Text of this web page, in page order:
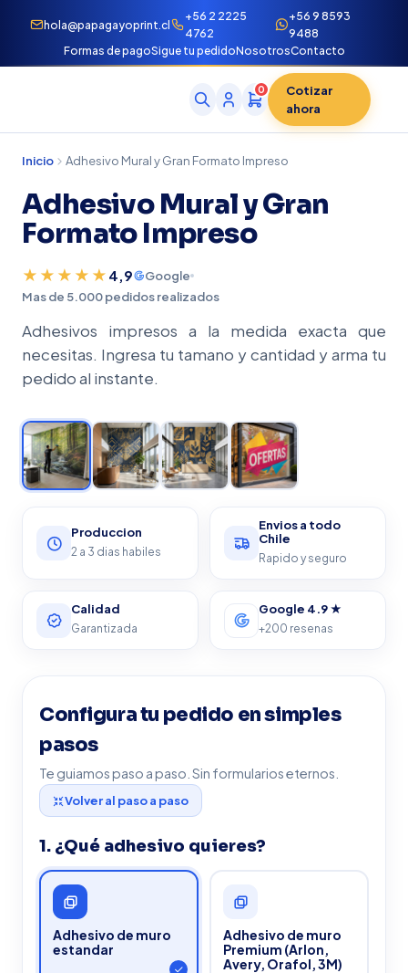
hola@papagayoprint.cl
+56 2 2225
4762
+56 9 8593
9488
Formas de pagoSigue tu pedidoNosotrosContacto
0
Cotizar
ahora
Inicio Adhesivo Mural y Gran Formato Impreso
Adhesivo Mural y Gran
Formato Impreso
★★★★★ 4,9
Google
Mas de 5.000 pedidos realizados
Adhesivos impresos a la medida exacta que
necesitas. Ingresa tu tamano y cantidad y arma tu
pedido al instante.
★ A TU MEDIDA
Produccion
2 a 3 dias habiles
Envios a todo
Chile
Rapido y seguro
Calidad
Garantizada
Google 4.9 ★
+200 resenas
Configura tu pedido en simples
pasos
Te guiamos paso a paso. Sin formularios eternos.
Volver al paso a paso
1. ¿Qué adhesivo quieres?
Adhesivo de muro
estandar
Adhesivo de muro
Premium (Arlon,
Avery, Orafol, 3M)